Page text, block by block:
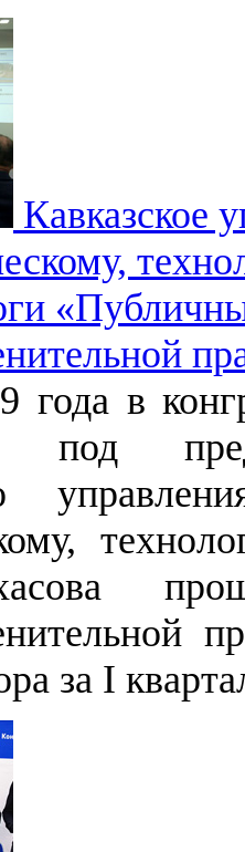
Кавказское
года в
под
за I